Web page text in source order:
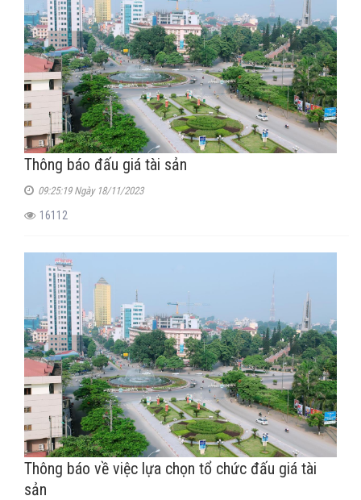
Thông báo đấu giá tài sản
09:25:19 Ngày 18/11/2023
16112
Thông báo về việc lựa chọn tổ chức đấu giá tài
sản